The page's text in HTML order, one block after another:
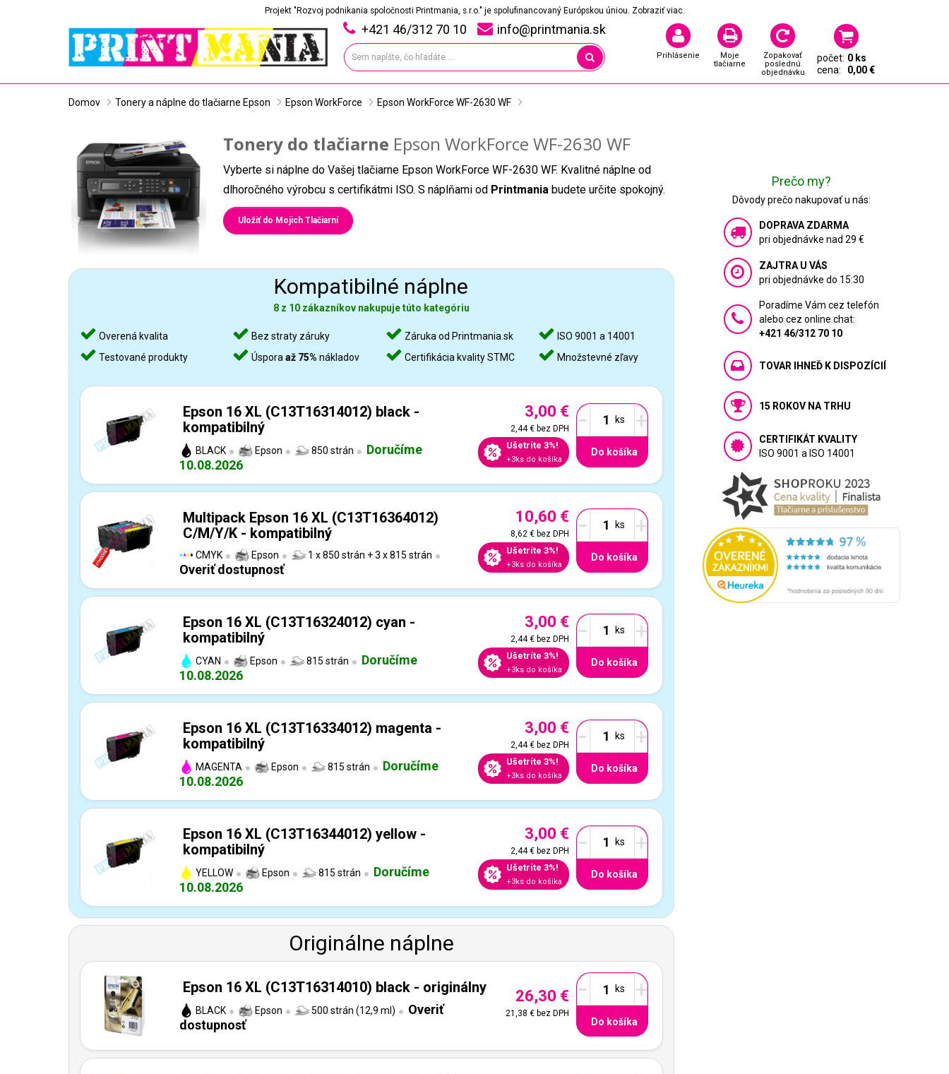
Projekt "Rozvoj podnikania spoločnosti Printmania, s.r.o." je spolufinancovaný Európskou úniou. Zobraziť viac.
+421 46/312 70 10 info@printmania.sk
Prihlásenie
Moje
tlačiarne
Zopakovať
poslednú
objednávku
počet: 0 ks
cena:
0,00 €
Domov Tonery a náplne do tlačiarne Epson Epson WorkForce Epson WorkForce WF-2630 WF
Tonery do tlačiarne Epson WorkForce WF-2630 WF
Vyberte si náplne do Vašej tlačiarne Epson WorkForce WF-2630 WF. Kvalitné náplne od
dlhoročného výrobcu s certifikátmi ISO. S náplňami od Printmania budete určite spokojný.
Uložiť do Mojich Tlačiarní
Kompatibilné náplne
8 z 10 zákazníkov nakupuje túto kategóriu
Overená kvalita
Testované produkty
Bez straty záruky
Úsporaaž 75% nákladov
Záruka od Printmania.sk
Certifikácia kvality STMC
ISO 9001 a 14001
Množstevné zľavy
Epson 16 XL (C13T16314012) black -
kompatibilný
BLACK Epson 850 strán
Doručíme
10.08.2026
3,00 €
2,44 €bez DPH
Ušetríte 3%!
+3ks do košíka
- +
Do košíka
Multipack Epson 16 XL (C13T16364012)
C/M/Y/K - kompatibilný
CMYK Epson 1 x 850 strán + 3 x 815 strán
Overiť dostupnosť
10,60 €
8,62 €bez DPH
Ušetríte 3%!
+3ks do košíka
- +
Do košíka
Epson 16 XL (C13T16324012) cyan -
kompatibilný
CYAN Epson 815 strán
Doručíme
10.08.2026
3,00 €
2,44 €bez DPH
Ušetríte 3%!
+3ks do košíka
- +
Do košíka
Epson 16 XL (C13T16334012) magenta -
kompatibilný
MAGENTA Epson 815 strán
Doručíme
10.08.2026
3,00 €
2,44 €bez DPH
Ušetríte 3%!
+3ks do košíka
- +
Do košíka
Epson 16 XL (C13T16344012) yellow -
kompatibilný
YELLOW Epson 815 strán
Doručíme
10.08.2026
3,00 €
2,44 €bez DPH
Ušetríte 3%!
+3ks do košíka
- +
Do košíka
Originálne náplne
Epson 16 XL (C13T16314010) black - originálny
BLACK Epson 500 strán (12,9 ml)
Overiť
dostupnosť
26,30 €
21,38 €bez DPH
- +
Do košíka
Prečo my?
Dôvody prečo nakupovať u nás:
DOPRAVA ZDARMA
pri objednávke nad 29 €
ZAJTRA U VÁS
pri objednávke do 15:30
Poradíme Vám cez telefón
alebo cez online chat:
+421 46/312 70 10
TOVAR IHNEĎ K DISPOZÍCIÍ
15 ROKOV NA TRHU
CERTIFIKÁT KVALITY
ISO 9001 a ISO 14001